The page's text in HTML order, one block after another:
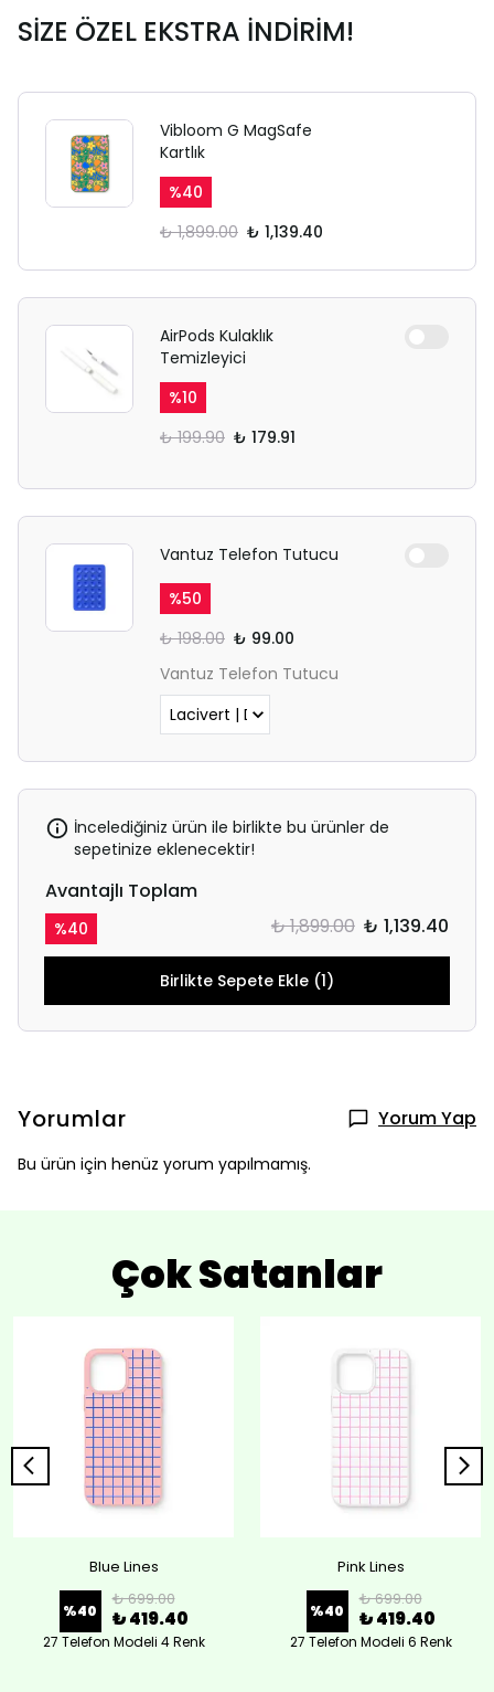
SİZE ÖZEL EKSTRA İNDİRİM!
Vibloom G MagSafe
Kartlık
%40
₺ 1,899.00 ₺ 1,139.40
AirPods Kulaklık
Temizleyici
%10
₺ 199.90 ₺ 179.91
Vantuz Telefon Tutucu
%50
₺ 198.00 ₺ 99.00
Vantuz Telefon Tutucu
İncelediğiniz ürün ile birlikte bu ürünler de
sepetinize eklenecektir!
Avantajlı Toplam
%40 ₺ 1,899.00 ₺ 1,139.40
Birlikte Sepete Ekle (1)
Yorumlar Yorum Yap
Bu ürün için henüz yorum yapılmamış.
Çok Satanlar
Blue Lines
%40
₺ 699.00
₺ 419.40
27 Telefon Modeli 4 Renk
Pink Lines
%40
₺ 699.00
₺ 419.40
27 Telefon Modeli 6 Renk